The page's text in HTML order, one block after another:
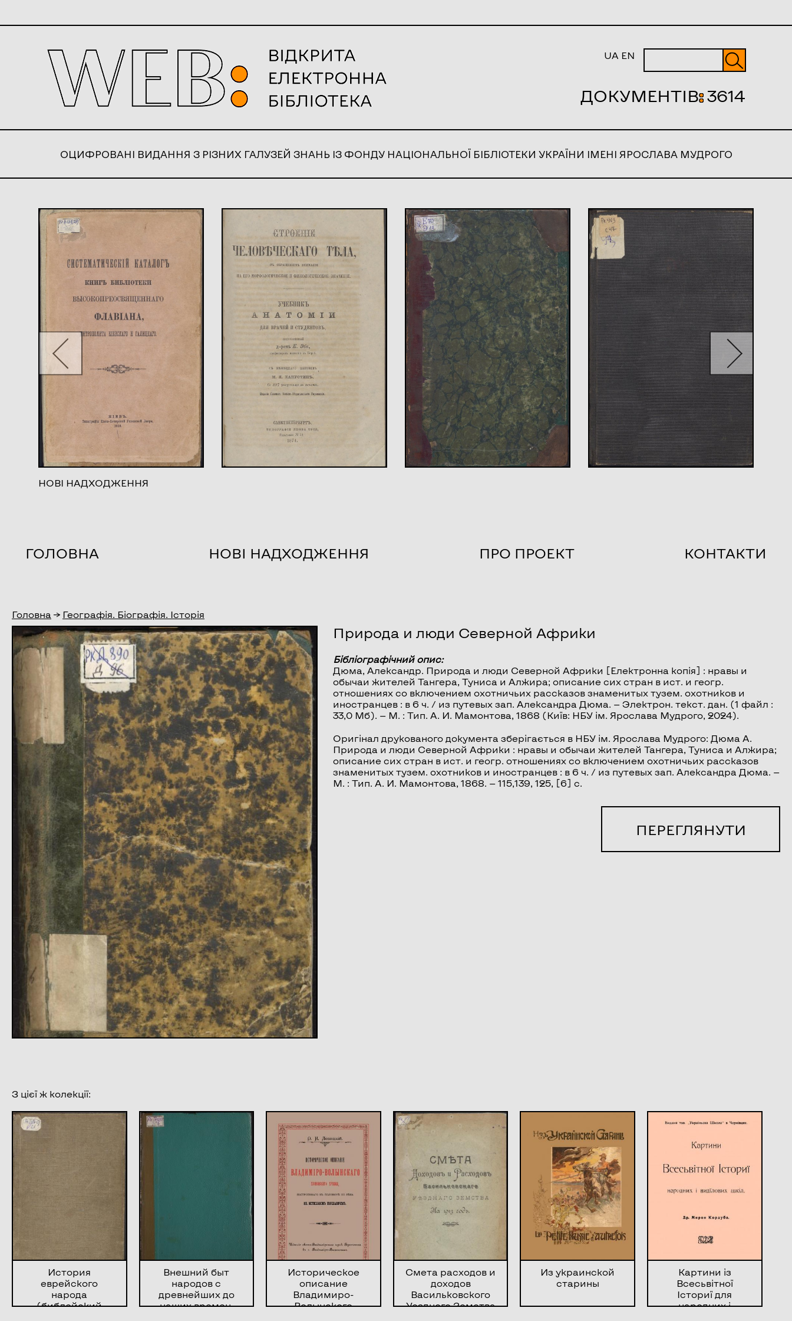
UA EN
ДОКУМЕНТІВ:3614
ОЦИФРОВАНІ ВИДАННЯ З РІЗНИХ ГАЛУЗЕЙ ЗНАНЬ ІЗ ФОНДУ НАЦІОНАЛЬНОЇ БІБЛІОТЕКИ УКРАЇНИ ІМЕНІ ЯРОСЛАВА МУДРОГО
НОВІ НАДХОДЖЕННЯ
ГОЛОВНА НОВІ НАДХОДЖЕННЯ ПРО ПРОЕКТ КОНТАКТИ
Головна → Географія. Біографія. Історія
Природа и люди Северной Африки
Бібліографічний опис:
Дюма, Александр. Природа и люди Северной Африки [Електронна копія] : нравы и
обычаи жителей Тангера, Туниса и Алжира; описание сих стран в ист. и геогр.
отношениях со включением охотничьих рассказов знаменитых тузем. охотников и
иностранцев : в 6 ч. / из путевых зап. Александра Дюма. — Электрон. текст. дан. (1 файл :
33,0 Мб). — М. : Тип. А. И. Мамонтова, 1868 (Київ: НБУ ім. Ярослава Мудрого, 2024).
Оригінал друкованого документа зберігається в НБУ ім. Ярослава Мудрого: Дюма А.
Природа и люди Северной Африки : нравы и обычаи жителей Тангера, Туниса и Алжира;
описание сих стран в ист. и геогр. отношениях со включением охотничьих рассказов
знаменитых тузем. охотников и иностранцев : в 6 ч. / из путевых зап. Александра Дюма. —
М. : Тип. А. И. Мамонтова, 1868. — 115,139, 125, [6] с.
ПЕРЕГЛЯНУТИ
З цієї ж колекції:
История
еврейского
народа
(библейский
Внешний быт
народов с
древнейших до
наших времен.
Историческое
описание
Владимиро-
Волынского
Смета расходов и
доходов
Васильковского
Уездного Земства
Из украинской
старины
Картини із
Всесьвітної
Істориї для
народних і